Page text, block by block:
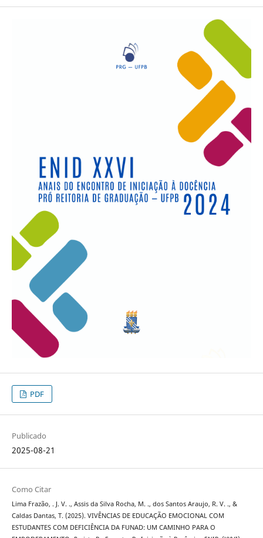
PDF
Publicado
2025-08-21
Como Citar
Lima Frazão, . J. V. ., Assis da Silva Rocha, M. ., dos Santos Araujo, R. V. ., &
Caldas Dantas, T. (2025). VIVÊNCIAS DE EDUCAÇÃO EMOCIONAL COM
ESTUDANTES COM DEFICIÊNCIA DA FUNAD: UM CAMINHO PARA O